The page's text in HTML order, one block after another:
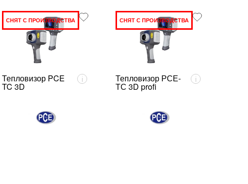
СНЯТ С ПРОИЗВОДСТВА
Тепловизор PCE
TC 3D
i
СНЯТ С ПРОИЗВОДСТВА
Тепловизор РСЕ-
ТС 3D profi
i